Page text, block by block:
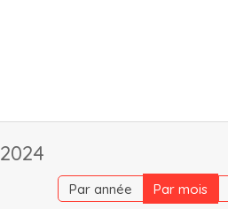
2024
Par année Par mois